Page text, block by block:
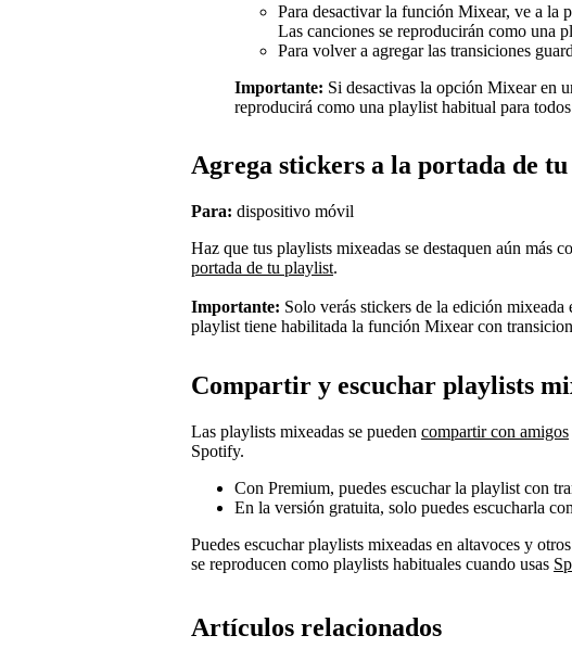
Para desactivar la función Mixear, ve a la
Las canciones se reproducirán como una
Para volver a agregar las transiciones
Importante: Si desactivas la opción Mixear en
reproducirá como una playlist habitual para
Agrega stickers a la portada de
Para: dispositivo móvil
Haz que tus playlists mixeadas se destaquen aún más
portada de tu playlist.
Importante: Solo verás stickers de la edición mixeada
playlist tiene habilitada la función Mixear con
Compartir y escuchar playlists
Las playlists mixeadas se pueden compartir con amigos
Spotify.
Con Premium, puedes escuchar la playlist con
En la versión gratuita, solo puedes escucharla
Puedes escuchar playlists mixeadas en altavoces y
se reproducen como playlists habituales cuando usas
Artículos relacionados